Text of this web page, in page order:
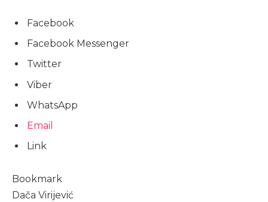
Facebook
Facebook Messenger
Twitter
Viber
WhatsApp
Email
Link
Bookmark
Dača Virijević